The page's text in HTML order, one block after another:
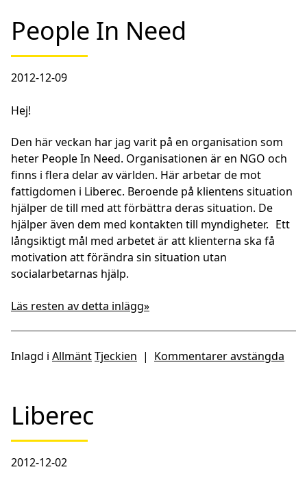
People In Need
2012-12-09
Hej!
Den här veckan har jag varit på en organisation som
heter People In Need. Organisationen är en NGO och
finns i flera delar av världen. Här arbetar de mot
fattigdomen i Liberec. Beroende på klientens situation
hjälper de till med att förbättra deras situation. De
hjälper även dem med kontakten till myndigheter. Ett
långsiktigt mål med arbetet är att klienterna ska få
motivation att förändra sin situation utan
socialarbetarnas hjälp.
Läs resten av detta inlägg»
Inlagd i AllmäntTjeckien | Kommentarer avstängda
Liberec
2012-12-02